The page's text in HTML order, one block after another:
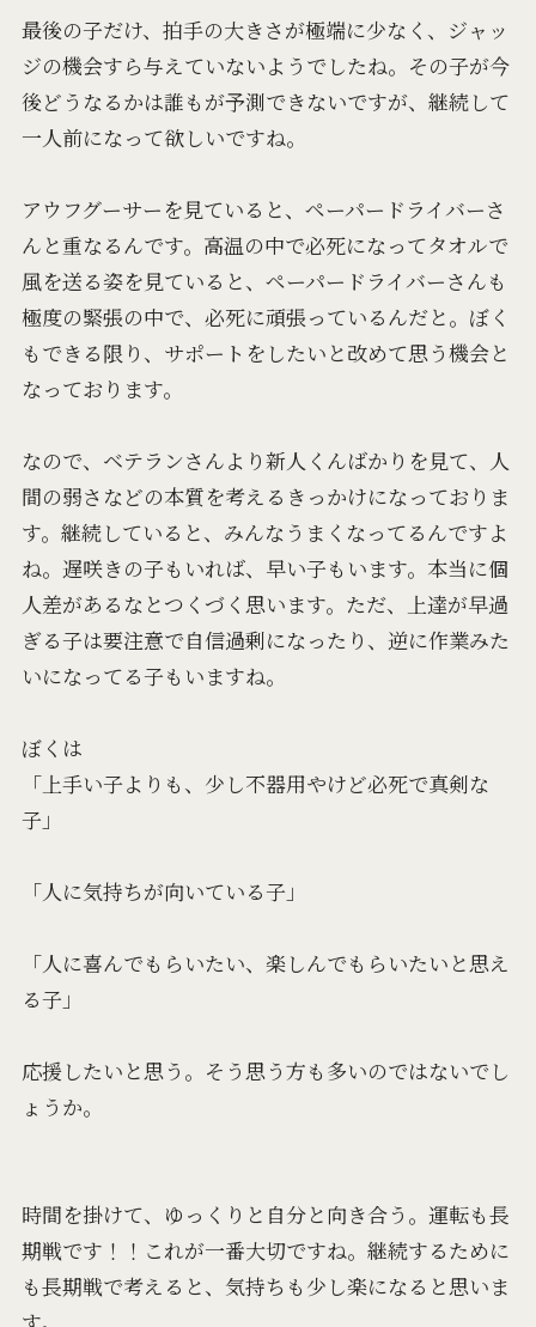
最後の子だけ、拍手の大きさが極端に少なく、ジャッ
ジの機会すら与えていないようでしたね。その子が今
後どうなるかは誰もが予測できないですが、継続して
一人前になって欲しいですね。
アウフグーサーを見ていると、ペーパードライバーさ
んと重なるんです。高温の中で必死になってタオルで
風を送る姿を見ていると、ペーパードライバーさんも
極度の緊張の中で、必死に頑張っているんだと。ぼく
もできる限り、サポートをしたいと改めて思う機会と
なっております。
なので、ベテランさんより新人くんばかりを見て、人
間の弱さなどの本質を考えるきっかけになっておりま
す。継続していると、みんなうまくなってるんですよ
ね。遅咲きの子もいれば、早い子もいます。本当に個
人差があるなとつくづく思います。ただ、上達が早過
ぎる子は要注意で自信過剰になったり、逆に作業みた
いになってる子もいますね。
ぼくは
「上手い子よりも、少し不器用やけど必死で真剣な
子」
「人に気持ちが向いている子」
「人に喜んでもらいたい、楽しんでもらいたいと思え
る子」
応援したいと思う。そう思う方も多いのではないでし
ょうか。
時間を掛けて、ゆっくりと自分と向き合う。運転も長
期戦です！！これが一番大切ですね。継続するために
も長期戦で考えると、気持ちも少し楽になると思いま